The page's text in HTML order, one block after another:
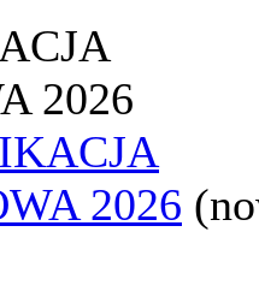
2026
2026